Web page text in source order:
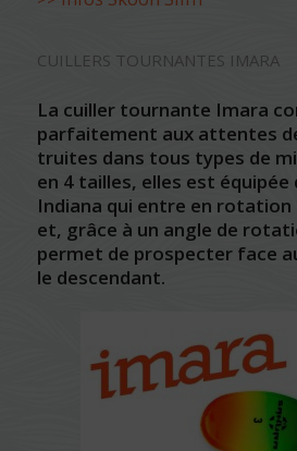
CUILLERS TOURNANTES IMARA
La cuiller tournante Imara
parfaitement aux attentes
truites dans tous types de
en 4 tailles, elles est équipée
Indiana qui entre en
et, grâce à un angle de
permet de prospecter face
le descendant.